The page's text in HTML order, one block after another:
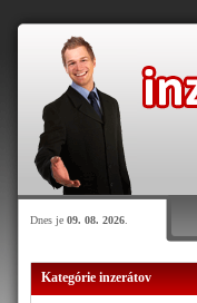
Dnes je 09. 08. 2026
Kategórie inzerátov